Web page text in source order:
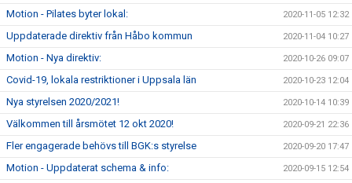
Motion - Pilates byter lokal: 2020-11-05 12:32
Uppdaterade direktiv från Håbo kommun 2020-11-04 10:27
Motion - Nya direktiv: 2020-10-26 09:07
Covid-19, lokala restriktioner i Uppsala län 2020-10-23 12:04
Nya styrelsen 2020/2021! 2020-10-14 10:39
Välkommen till årsmötet 12 okt 2020! 2020-09-21 22:36
Fler engagerade behövs till BGK:s styrelse 2020-09-20 17:47
Motion - Uppdaterat schema & info: 2020-09-15 12:54